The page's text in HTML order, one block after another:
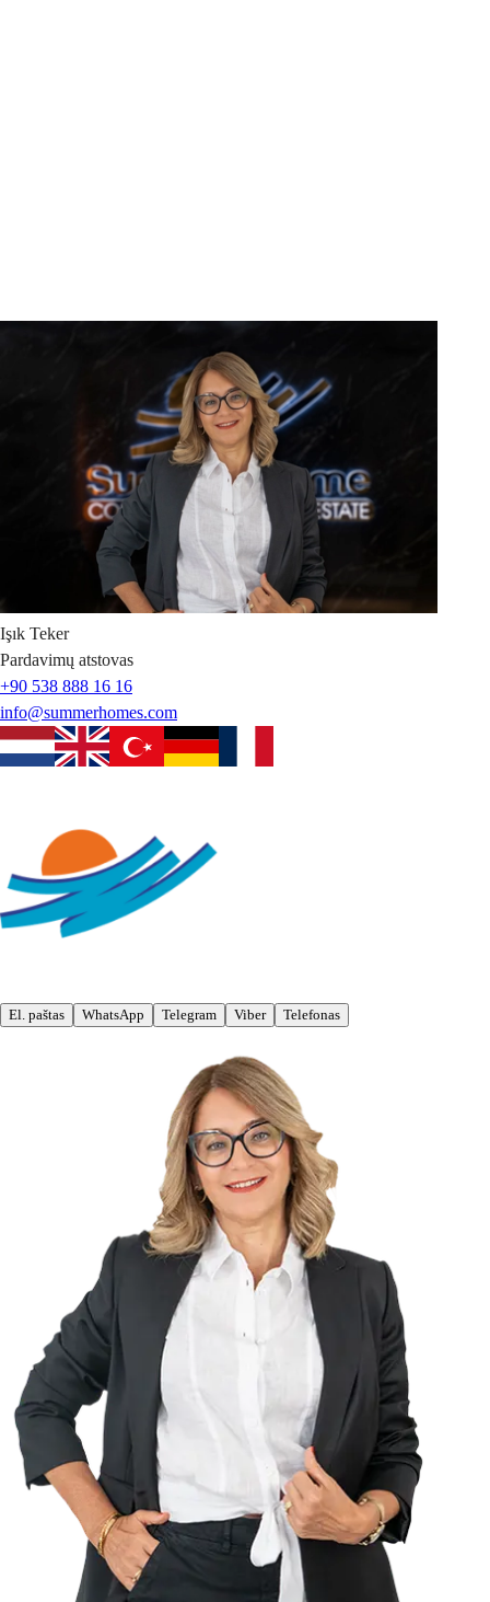
Işık Teker
Pardavimų atstovas
+90 538 888 16 16
info@summerhomes.com
El. paštas WhatsApp Telegram Viber Telefonas